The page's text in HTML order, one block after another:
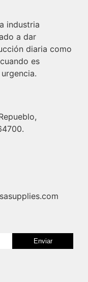
industria
a dar
diaria como
es